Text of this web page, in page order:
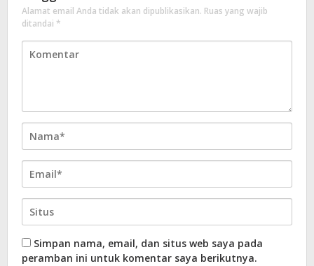
Alamat email Anda tidak akan dipublikasikan. Ruas yang wajib
ditandai *
Simpan nama, email, dan situs web saya pada
peramban ini untuk komentar saya berikutnya.